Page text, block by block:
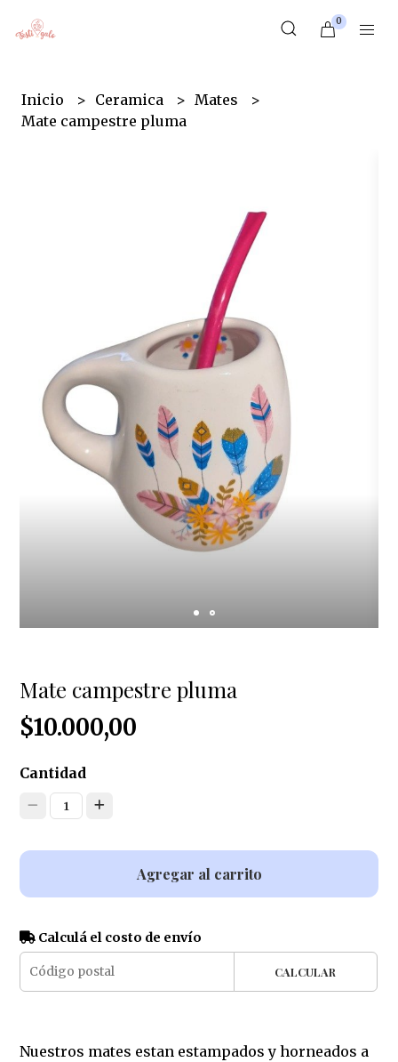
0
Inicio Ceramica
Mates
Mate campestre pluma
Mate campestre pluma
$10.000,00
Cantidad
1
Agregar al carrito
Calculá el costo de envío
CALCULAR
Nuestros mates estan estampados y horneados a